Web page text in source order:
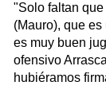
"Solo faltan
(Mauro), que
es muy buen
ofensivo
hubiéramos